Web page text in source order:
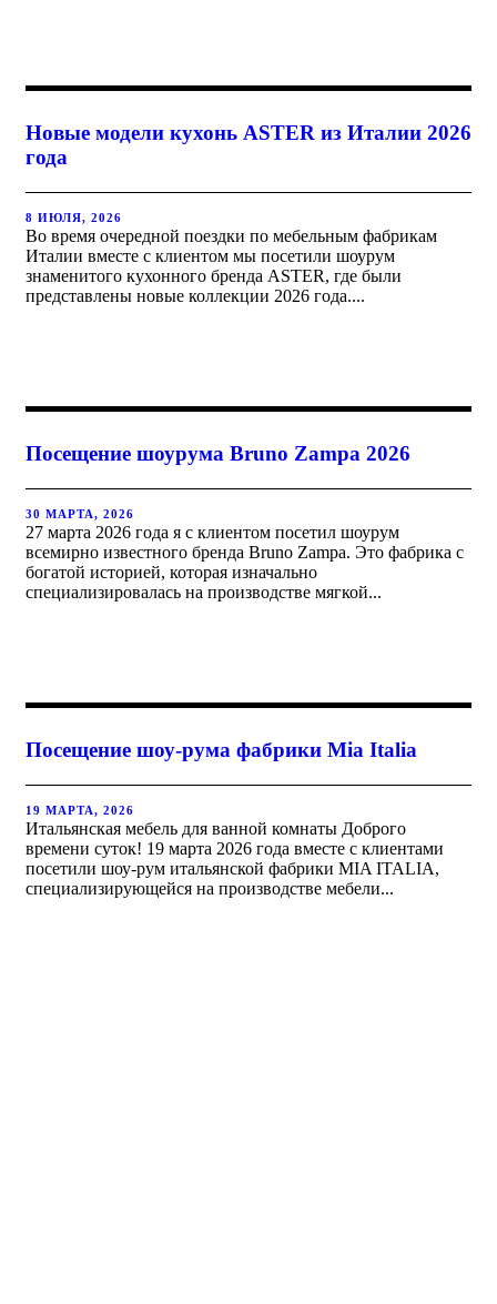
Новые модели кухонь ASTER из Италии 2026
года
8 ИЮЛЯ, 2026
Во время очередной поездки по мебельным фабрикам
Италии вместе с клиентом мы посетили шоурум
знаменитого кухонного бренда ASTER, где были
представлены новые коллекции 2026 года....
Посещение шоурума Bruno Zampa 2026
30 МАРТА, 2026
27 марта 2026 года я с клиентом посетил шоурум
всемирно известного бренда Bruno Zampa. Это фабрика с
богатой историей, которая изначально
специализировалась на производстве мягкой...
Посещение шоу-рума фабрики Mia Italia
19 МАРТА, 2026
Итальянская мебель для ванной комнаты Доброго
времени суток! 19 марта 2026 года вместе с клиентами
посетили шоу-рум итальянской фабрики MIA ITALIA,
специализирующейся на производстве мебели...